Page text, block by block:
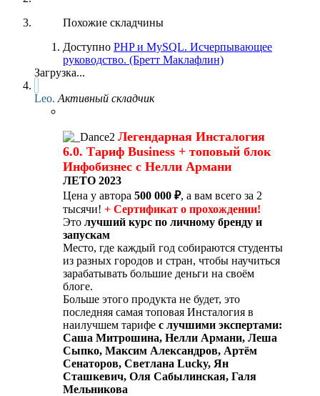
Похожие складчины
Доступно PHP и MySQL. Исчерпывающее
руководство. (Бретт Маклафлин)
Загрузка...
Leo. Активный складчик
Легендарная Инсталогия
6.0. Тариф Business + топовый блок
Инфобизнес с Нелли Армани
ЛЕТО 2023
Цена у автора 500 000 ₽, а вам всего за 2
тысячи! + Сертификат о прохождении!
Это лучший курс по личному бренду и
запускам
Место, где каждый год собираются студенты
из разных городов и стран, чтобы научиться
зарабатывать большие деньги на своём
блоге.
Больше этого продукта не будет, это
последняя самая топовая Инсталогия в
наилучшем тарифе с лучшими экспертами:
Саша Митрошина, Нелли Армани, Леша
Сыпко, Максим Александров, Артём
Сенаторов, Светлана Lucky, Ян
Сташкевич, Оля Сабылинская, Галя
Мельникова